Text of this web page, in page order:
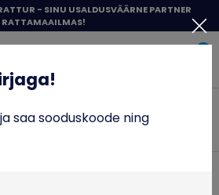
- SINU USALDUSVÄÄRNE PARTNER
RATTAMAAILMAS!
saa sooduskoode ning